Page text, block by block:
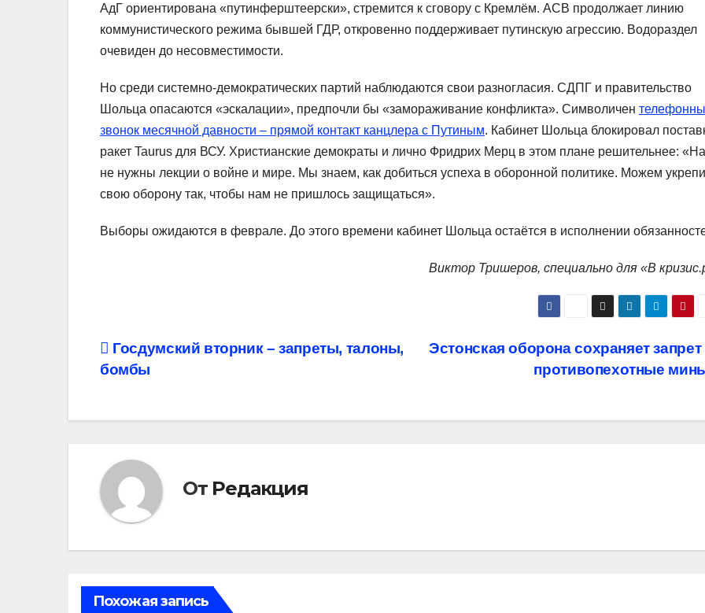
АдГ ориентирована «путинферштеерски», стремится к сговору с Кремлём. АСВ продолжает линию
коммунистического режима бывшей ГДР, откровенно поддерживает путинскую агрессию. Водораздел
очевиден до несовместимости.
Но среди системно-демократических партий наблюдаются свои разногласия. СДПГ и правительство
Шольца опасаются «эскалации», предпочли бы «замораживание конфликта». Символичен
звонок месячной давности – прямой контакт канцлера с Путиным. Кабинет Шольца блокировал
ракет Taurus для ВСУ. Христианские демократы и лично Фридрих Мерц в этом плане решительнее:
не нужны лекции о войне и мире. Мы знаем, как добиться успеха в оборонной политике. Можем
свою оборону так, чтобы нам не пришлось защищаться».
Выборы ожидаются в феврале. До этого времени кабинет Шольца остаётся в исполнении
Виктор Тришеров, специально для «В
Навигация
записям
Эстонская оборона сохраняет запрет
противопехотные
Госдумский вторник – запреты, талоны,
бомбы
От Редакция
Похожая запись